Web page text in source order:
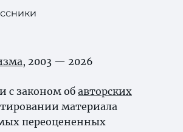
, 2003 — 2026
с законом об авторских
материала
переоцененных